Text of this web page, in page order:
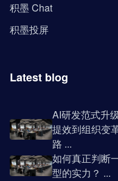
积墨 Chat
积墨投屏
Latest blog
AI研发范式升
提效到组织变
路 ...
如何真正判断
型的实力？ ...